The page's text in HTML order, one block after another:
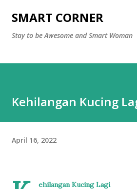
Langsung ke konten
SMART CORNER
Stay to be Awesome and Smart Woman
Kehilangan Kucing
April 16, 2022
ehilangan Kucing Lagi